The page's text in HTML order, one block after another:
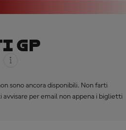
GP
sono ancora disponibili. Non farti
per email non appena i biglietti